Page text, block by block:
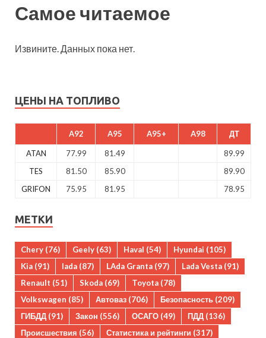
Самое читаемое
Извините. Данных пока нет.
ЦЕНЫ НА ТОПЛИВО
A92 A95 A95+ A98 ДТ
ATAN 77.99 81.49
89.99
TES
81.50 85.90
89.90
GRIFON
75.95 81.95 78.95
МЕТКИ
Chery (76) Geely (63) Haval (54) Hyundai (105)
Kia (91) lada (87) LAda Granta (97) Lada Vesta (91)
Renault (51) Skoda (69) Toyota (78)
Volkswagen (85) Автоваз (706) Безопасность (209)
ГИБДД (91) Закон (556) ОСАГО (49) ПДД (136)
Происшествия (56) Статистика и рейтинги (317)